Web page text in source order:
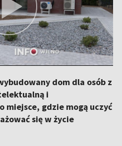
dom dla osób z
i
miejsce, gdzie mogą uczyć
się w życie